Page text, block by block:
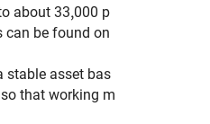
about 33,000 p
be found on
stable asset bas
that working m